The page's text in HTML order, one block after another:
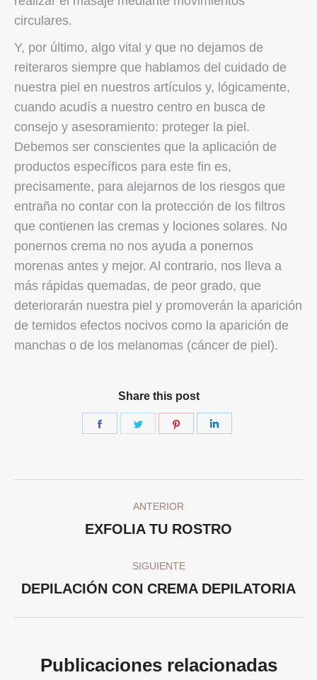
circulares.
Y, por último, algo vital y que no dejamos de
reiteraros siempre que hablamos del cuidado de
nuestra piel en nuestros artículos y, lógicamente,
cuando acudís a nuestro centro en busca de
consejo y asesoramiento: proteger la piel.
Debemos ser conscientes que la aplicación de
productos específicos para este fin es,
precisamente, para alejarnos de los riesgos que
entraña no contar con la protección de los filtros
que contienen las cremas y lociones solares. No
ponernos crema no nos ayuda a ponernos
morenas antes y mejor. Al contrario, nos lleva a
más rápidas quemadas, de peor grado, que
deteriorarán nuestra piel y promoverán la aparición
de temidos efectos nocivos como la aparición de
manchas o de los melanomas (cáncer de piel).
Share this post
Share
Share
Share
ANTERIOR
Publicación
EXFOLIA TU ROSTRO
SIGUIENTE
Publicación
DEPILACIÓN CON CREMA DEPILATORIA
Publicaciones relacionadas